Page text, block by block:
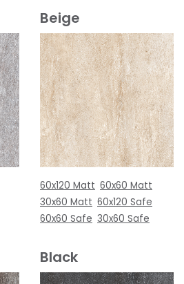
Beige
60x120 Matt 60x60 Matt
30x60 Matt 60x120 Safe
60x60 Safe 30x60 Safe
Black